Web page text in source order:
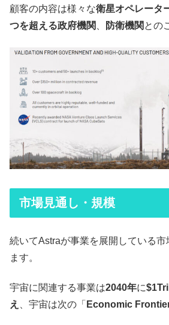
顧客の内容は様々な衛星オペレータ
つを超える政府機関
防衛機関 との
市場見通し・規模
続いてAstraが事業を展開している市
ます。
宇宙に関連する事業は2040年に
え
、宇宙は次の「 Economic